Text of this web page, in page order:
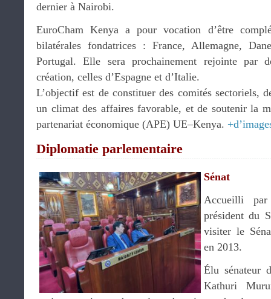
dernier à Nairobi.
EuroCham Kenya a pour vocation d’être
bilatérales fondatrices : France, Allemagne,
Portugal. Elle sera prochainement rejointe par
création, celles d’Espagne et d’Italie.
L’objectif est de constituer des comités sectoriels,
un climat des affaires favorable, et de soutenir la
partenariat économique (APE) UE–Kenya.
Diplomatie parlementaire
Sénat
Accueilli
président du
visiter le
en 2013.
Élu sénateur
Kathuri